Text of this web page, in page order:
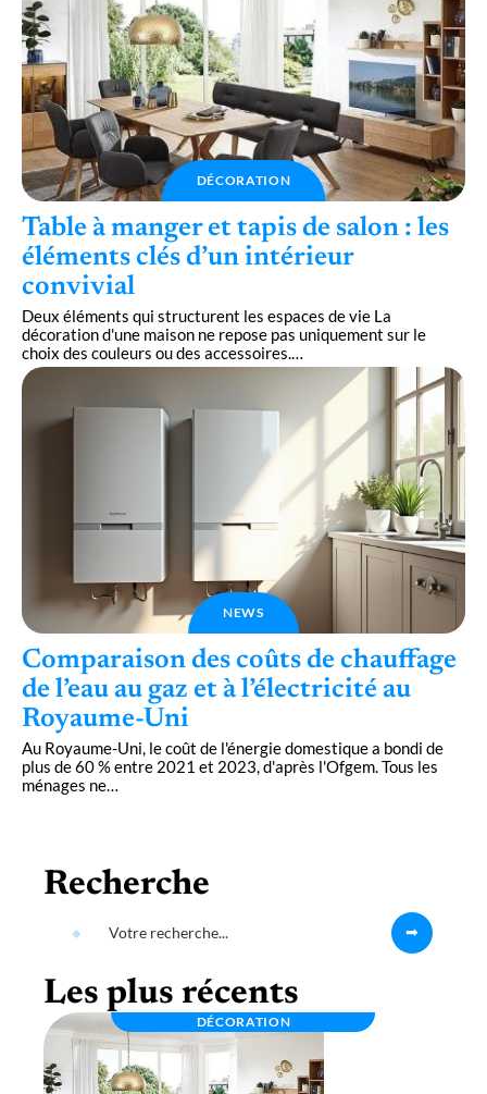
DÉCORATION
Table à manger et tapis de salon : les
éléments clés d’un intérieur
convivial
Deux éléments qui structurent les espaces de vie La
décoration d'une maison ne repose pas uniquement sur le
choix des couleurs ou des accessoires.…
NEWS
Comparaison des coûts de chauffage
de l’eau au gaz et à l’électricité au
Royaume-Uni
Au Royaume-Uni, le coût de l'énergie domestique a bondi de
plus de 60 % entre 2021 et 2023, d'après l'Ofgem. Tous les
ménages ne…
Recherche
Les plus récents
DÉCORATION